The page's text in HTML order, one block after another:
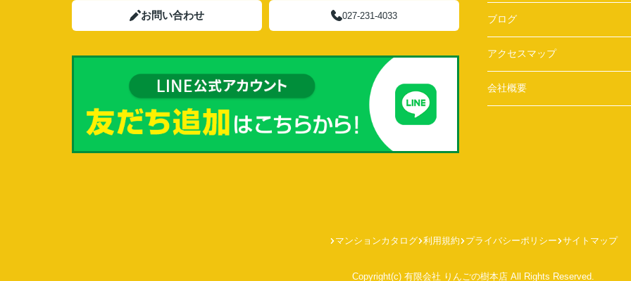
お問い合わせ 027-231-4033 ブログ
アクセスマップ
会社概要
マンションカタログ 利用規約 プライバシーポリシー サイトマップ
Copyright(c) 有限会社 りんごの樹本店 All Rights Reserved.